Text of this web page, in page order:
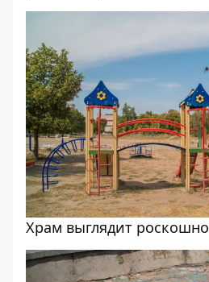
Храм выглядит роскошно